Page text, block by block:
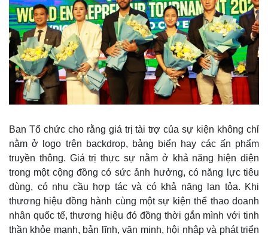
Ban Tổ chức cho rằng giá trị tài trợ của sự kiện không chỉ
nằm ở logo trên backdrop, bảng biển hay các ấn phẩm
truyền thông. Giá trị thực sự nằm ở khả năng hiện diện
trong một cộng đồng có sức ảnh hưởng, có năng lực tiêu
dùng, có nhu cầu hợp tác và có khả năng lan tỏa. Khi
thương hiệu đồng hành cùng một sự kiện thể thao doanh
nhân quốc tế, thương hiệu đó đồng thời gắn mình với tinh
thần khỏe mạnh, bản lĩnh, văn minh, hội nhập và phát triển